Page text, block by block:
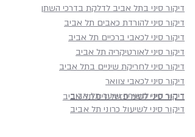
דיקור סיני בתל אביב לדלקת בדרכי השתן
דיקור סיני להורדת כאבים תל אביב
דיקור סיני לכאבי ברכיים תל אביב
דיקור סיני לאורטיקריה תל אביב
דיקור סיני לחריקת שיניים בתל אביב
דיקור סיני לכאבי צוואר
דיקור סיני לנשירת שיער תל אביב
דיקור סיני לסימיפזיוליזיס תל אביב
דיקור סיני לשיעול כרוני תל אביב